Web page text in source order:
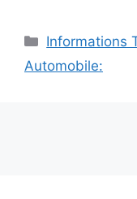
Catégories
Informations
Automobile: